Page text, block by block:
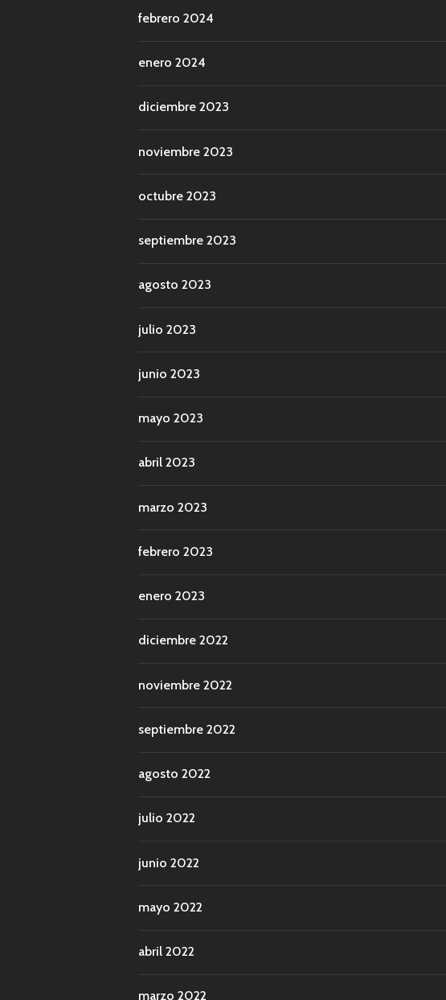
febrero 2024
enero 2024
diciembre 2023
noviembre 2023
octubre 2023
septiembre 2023
agosto 2023
julio 2023
junio 2023
mayo 2023
abril 2023
marzo 2023
febrero 2023
enero 2023
diciembre 2022
noviembre 2022
septiembre 2022
agosto 2022
julio 2022
junio 2022
mayo 2022
abril 2022
marzo 2022